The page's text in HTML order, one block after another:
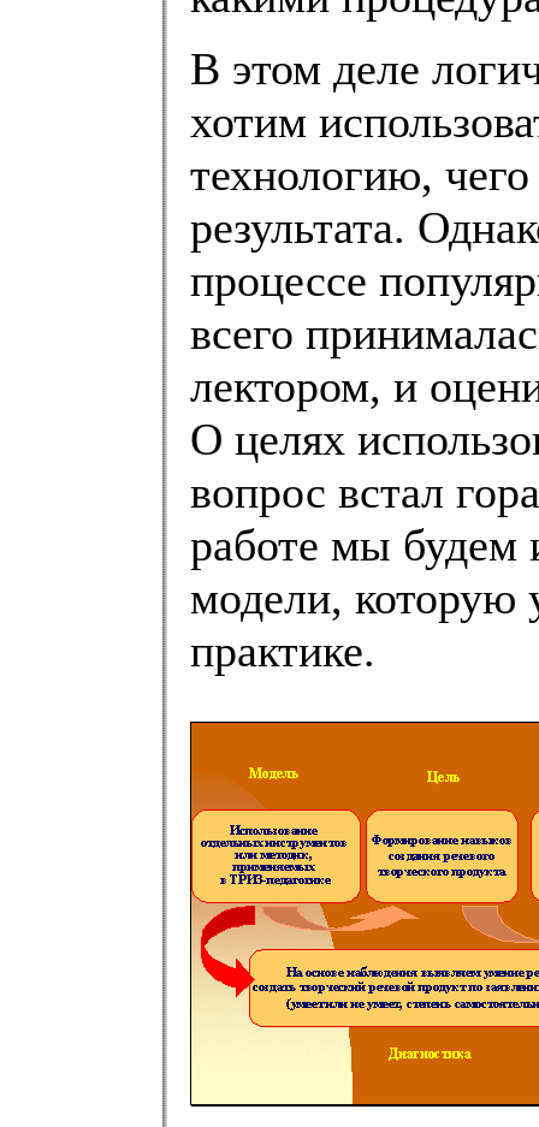
В этом деле
хотим
технологию,
результата.
процессе
всего
лектором, и
О целях
вопрос встал
работе мы будем
модели, которую
практике.